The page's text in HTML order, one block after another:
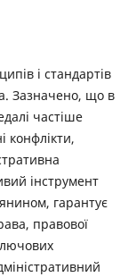
і стандартів
Зазначено, що в
частіше
конфлікти,
інструмент
гарантує
правової